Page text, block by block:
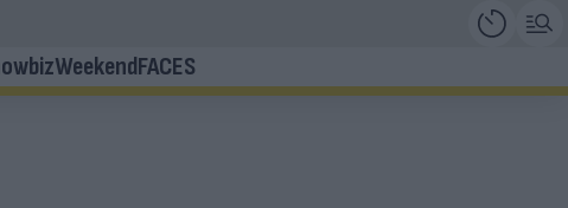
WeekendFACES